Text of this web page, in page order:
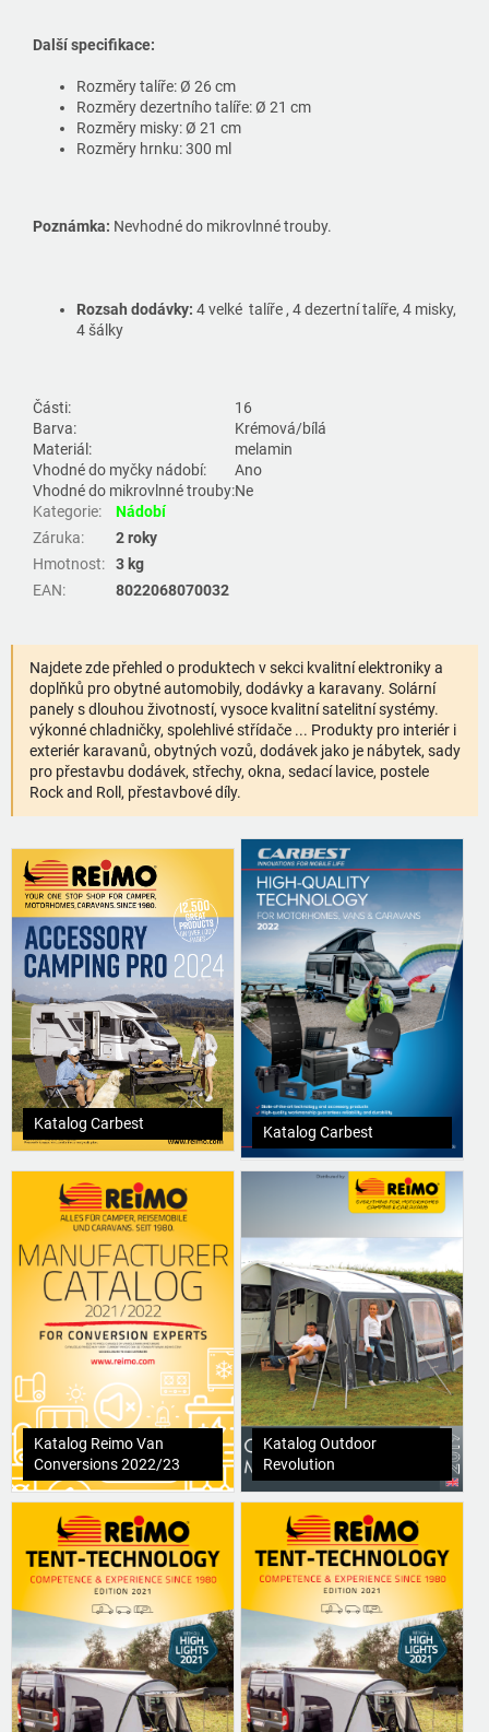
Další specifikace:
Rozměry talíře: Ø 26 cm
Rozměry dezertního talíře: Ø 21 cm
Rozměry misky: Ø 21 cm
Rozměry hrnku: 300 ml
Poznámka: Nevhodné do mikrovlnné trouby.
Rozsah dodávky: 4 velké talíře , 4 dezertní talíře, 4 misky,
4 šálky
Části:
16
Barva:
Krémová/bílá
Materiál:
melamin
Vhodné do myčky nádobí:
Ano
Vhodné do mikrovlnné trouby:Ne
Kategorie:
Nádobí
Záruka:
2 roky
Hmotnost:
3 kg
EAN: 8022068070032
Najdete zde přehled o produktech v sekci kvalitní elektroniky a
doplňků pro obytné automobily, dodávky a karavany. Solární
panely s dlouhou životností, vysoce kvalitní satelitní systémy.
výkonné chladničky, spolehlivé střídače ... Produkty pro interiér i
exteriér karavanů, obytných vozů, dodávek jako je nábytek, sady
pro přestavbu dodávek, střechy, okna, sedací lavice, postele
Rock and Roll, přestavbové díly.
Katalog Carbest
Katalog Carbest
Katalog Reimo Van
Conversions 2022/23
Katalog Outdoor
Revolution